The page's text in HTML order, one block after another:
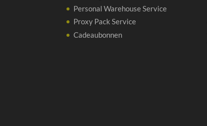
Personal Warehouse Service
Proxy Pack Service
Cadeaubonnen